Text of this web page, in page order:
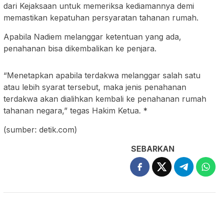
dari Kejaksaan untuk memeriksa kediamannya demi
memastikan kepatuhan persyaratan tahanan rumah.
Apabila Nadiem melanggar ketentuan yang ada,
penahanan bisa dikembalikan ke penjara.
“Menetapkan apabila terdakwa melanggar salah satu
atau lebih syarat tersebut, maka jenis penahanan
terdakwa akan dialihkan kembali ke penahanan rumah
tahanan negara,” tegas Hakim Ketua. *
(sumber: detik.com)
SEBARKAN